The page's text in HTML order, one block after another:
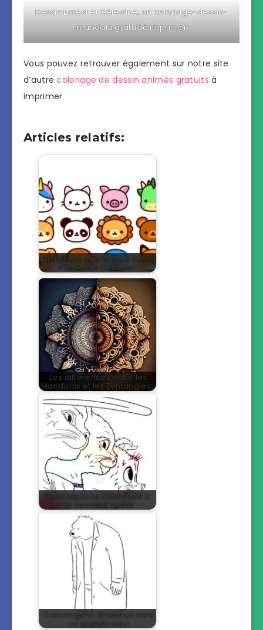
Dessin Ernest et Célestine, un coloriage-dessin-
mandala gratuit à imprimer
Vous pouvez retrouver également sur notre site
d’autrecoloriage de dessin animés gratuits à
imprimer.
Articles relatifs:
Qu'est-ce que le style Kawaii
? Le Guide Complet…
Les différences entre les
Mandalas et les Zentangles…